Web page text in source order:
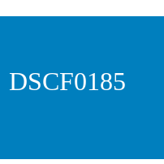
DSCF0185